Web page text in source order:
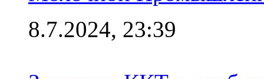
8.7.2024, 23:39